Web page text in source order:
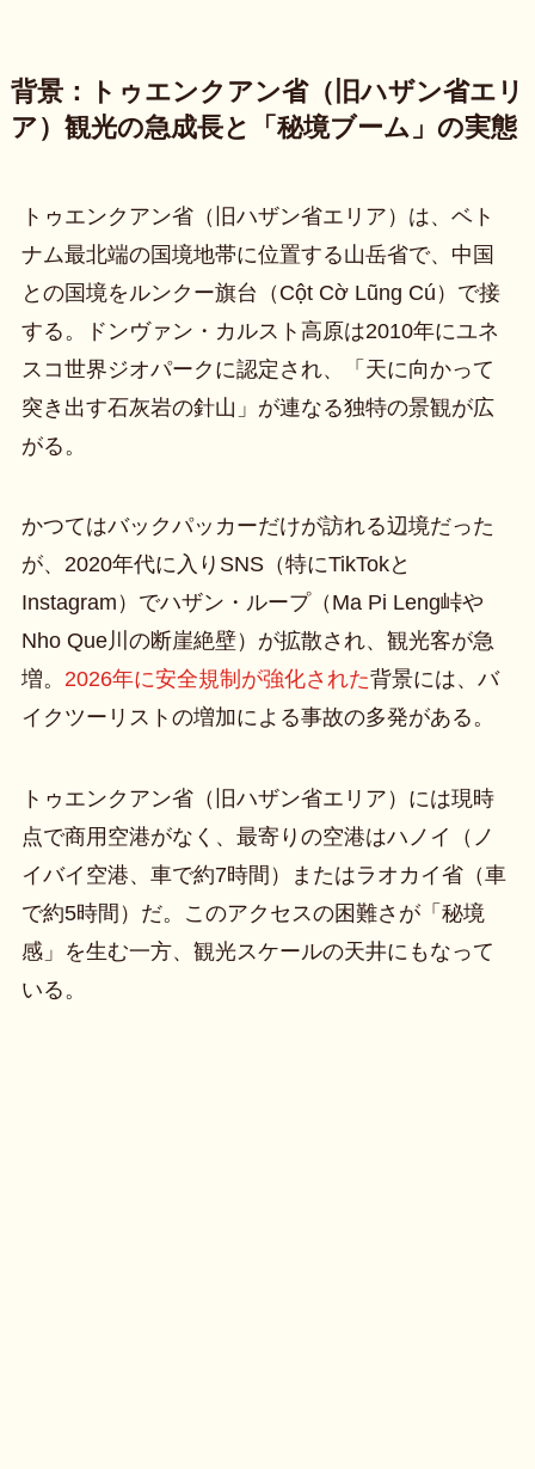
背景：トゥエンクアン省（旧ハザン省エリ
ア）観光の急成長と「秘境ブーム」の実態
トゥエンクアン省（旧ハザン省エリア）は、ベト
ナム最北端の国境地帯に位置する山岳省で、中国
との国境をルンクー旗台（Cột Cờ Lũng Cú）で接
する。ドンヴァン・カルスト高原は2010年にユネ
スコ世界ジオパークに認定され、「天に向かって
突き出す石灰岩の針山」が連なる独特の景観が広
がる。
かつてはバックパッカーだけが訪れる辺境だった
が、2020年代に入りSNS（特にTikTokと
Instagram）でハザン・ループ（Ma Pi Leng峠や
Nho Que川の断崖絶壁）が拡散され、観光客が急
増。 2026年に安全規制が強化された背景には、バ
イクツーリストの増加による事故の多発がある。
トゥエンクアン省（旧ハザン省エリア）には現時
点で商用空港がなく、最寄りの空港はハノイ（ノ
イバイ空港、車で約7時間）またはラオカイ省（車
で約5時間）だ。このアクセスの困難さが「秘境
感」を生む一方、観光スケールの天井にもなって
いる。